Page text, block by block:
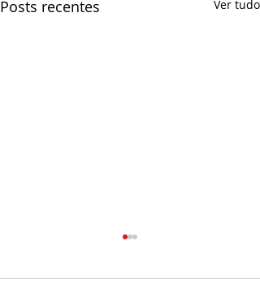
Posts recentes Ver tudo